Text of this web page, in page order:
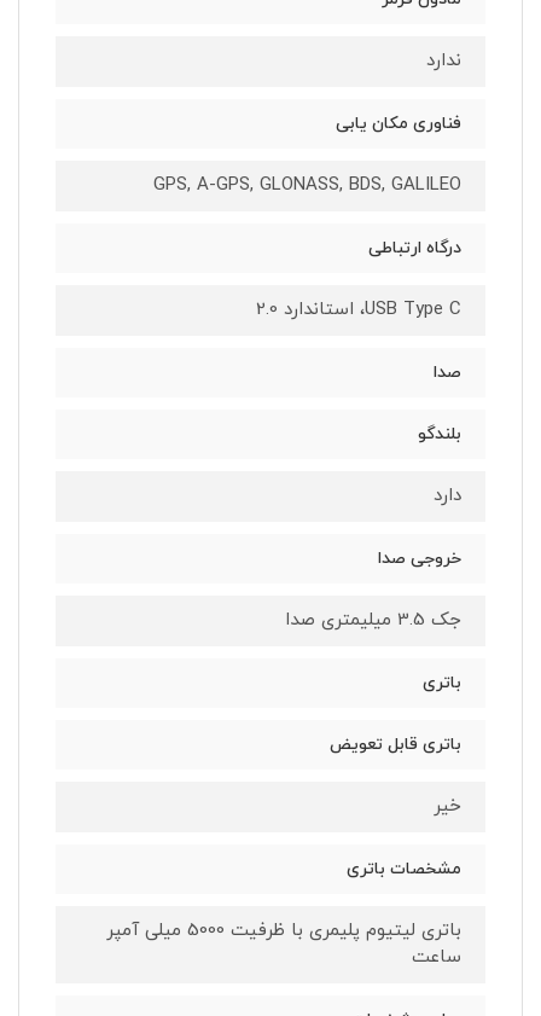
ندارد
فناوری مکان یابی
GPS, A-GPS, GLONASS, BDS, GALILEO
درگاه ارتباطی
USB Type C، استاندارد 2.0
صدا
بلندگو
دارد
خروجی صدا
جک 3.5 میلیمتری صدا
باتری
باتری قابل تعویض
خیر
مشخصات باتری
باتری لیتیوم پلیمری با ظرفیت 5000 میلی آمپر
ساعت